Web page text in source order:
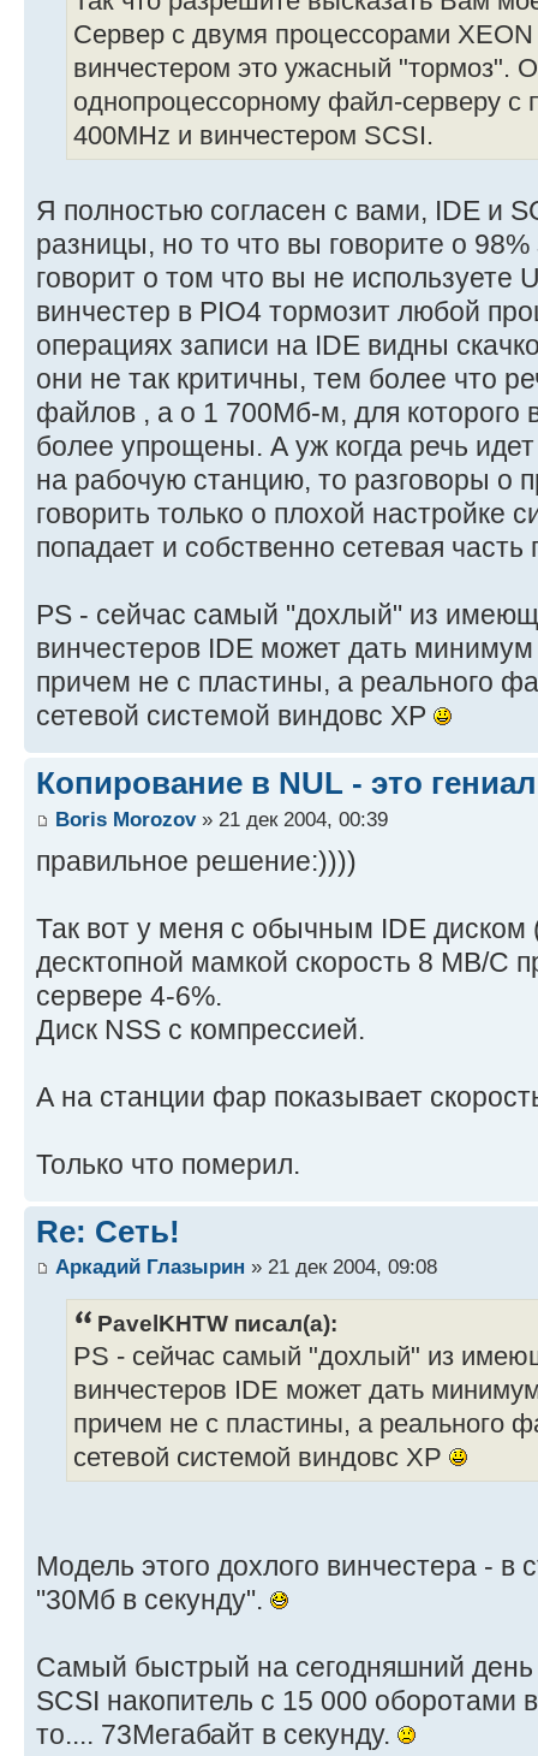
Сервер с двумя процессорами
винчестером это ужасный "тормоз".
однопроцессорному файл-серверу с
400MHz и винчестером SCSI.
Я полностью согласен с вами, IDE и
разницы, но то что вы говорите о 98%
говорит о том что вы не используете
винчестер в PIO4 тормозит любой
операциях записи на IDE видны
они не так критичны, тем более что
файлов , а о 1 700Мб-м, для которого
более упрощены. А уж когда речь
на рабочую станцию, то разговоры о
говорить только о плохой настройке
попадает и собственно сетевая часть
PS - сейчас самый "дохлый" из
винчестеров IDE может дать
причем не с пластины, а реального
сетевой системой виндовс XP
Копирование в NUL - это
Boris Morozov» 21 дек 2004, 00:39
правильное решение:))))
Так вот у меня с обычным IDE диском
десктопной мамкой скорость 8 MB/C
сервере 4-6%.
Диск NSS с компрессией.
А на станции фар показывает
Только что померил.
Re: Сеть!
Аркадий Глазырин » 21 дек 2004, 09:08
PavelKHTW писал(а):
PS - сейчас самый "дохлый" из
винчестеров IDE может дать
причем не с пластины, а реального
сетевой системой виндовс XP
Модель этого дохлого винчестера - в
"30Мб в секунду".
Самый быстрый на сегодняшний
SCSI накопитель с 15 000 оборотами
то.... 73Мегабайт в секунду.